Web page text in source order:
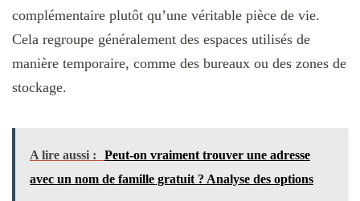
complémentaire plutôt qu’une véritable pièce de vie.
Cela regroupe généralement des espaces utilisés de
manière temporaire, comme des bureaux ou des zones de
stockage.
A lire aussi :
Peut-on vraiment trouver une adresse
avec un nom de famille gratuit ? Analyse des options